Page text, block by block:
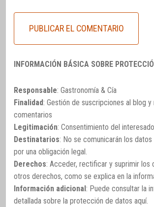
INFORMACIÓN BÁSICA SOBRE
Responsable: Gastronomía & Cía
Finalidad: Gestión de suscripciones al blog
comentarios
Legitimación: Consentimiento del interesado
Destinatarios: No se comunicarán los
por una obligación legal.
Derechos: Acceder, rectificar y suprimir los
otros derechos, como se explica en la
Información adicional: Puede consultar la
detallada sobre la protección de datos aquí.